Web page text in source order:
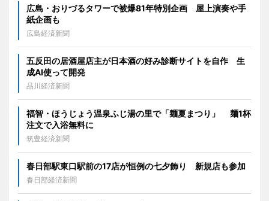
広島・おりづるタワーで被爆81年特別企画 屋上演奏や手
紙企画も
広島経済新聞
五反田の居酒屋店主が日本酒の好み診断サイトを自作 生
成AI使って開発
品川経済新聞
福智・ほうじょう温泉ふじ湯の里で「麺夏まつり」 麺1杯
注文で入浴無料に
筑豊経済新聞
春日部駅東口駅前の17店が恒例の七夕飾り 新規店も参加
春日部経済新聞